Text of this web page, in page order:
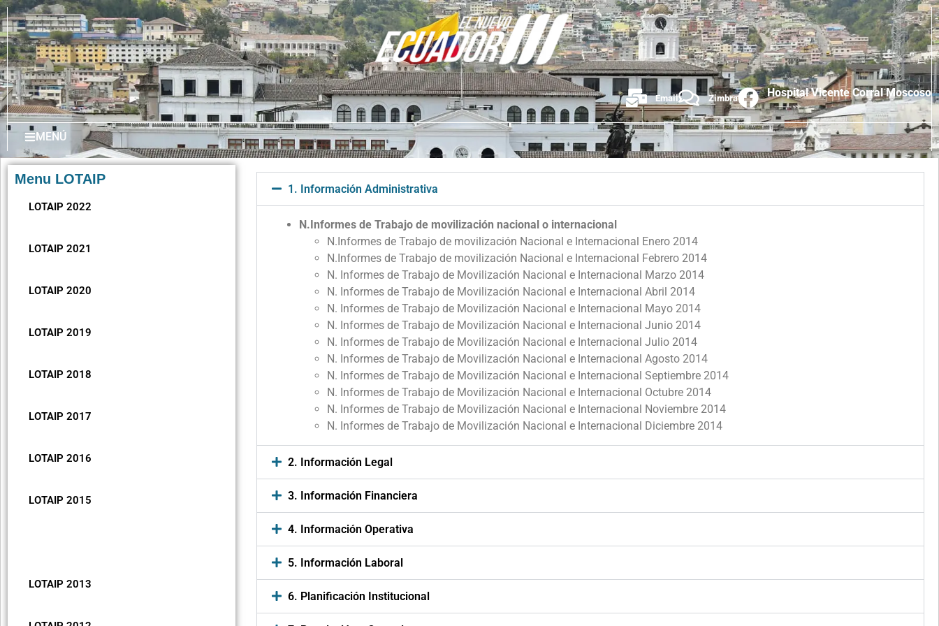
Hospital Vicente Corral Moscoso
Email Zimbra
MENÚ
Menu LOTAIP
LOTAIP 2022
LOTAIP 2021
LOTAIP 2020
LOTAIP 2019
LOTAIP 2018
LOTAIP 2017
LOTAIP 2016
LOTAIP 2015
LOTAIP 2013
1. Información Administrativa
N.Informes de Trabajo de movilización nacional o internacional
N.Informes de Trabajo de movilización Nacional e Internacional Enero 2014
N.Informes de Trabajo de movilización Nacional e Internacional Febrero 2014
N. Informes de Trabajo de Movilización Nacional e Internacional Marzo 2014
N. Informes de Trabajo de Movilización Nacional e Internacional Abril 2014
N. Informes de Trabajo de Movilización Nacional e Internacional Mayo 2014
N. Informes de Trabajo de Movilización Nacional e Internacional Junio 2014
N. Informes de Trabajo de Movilización Nacional e Internacional Julio 2014
N. Informes de Trabajo de Movilización Nacional e Internacional Agosto 2014
N. Informes de Trabajo de Movilización Nacional e Internacional Septiembre 2014
N. Informes de Trabajo de Movilización Nacional e Internacional Octubre 2014
N. Informes de Trabajo de Movilización Nacional e Internacional Noviembre 2014
N. Informes de Trabajo de Movilización Nacional e Internacional Diciembre 2014
2. Información Legal
3. Información Financiera
4. Información Operativa
5. Información Laboral
6. Planificación Institucional